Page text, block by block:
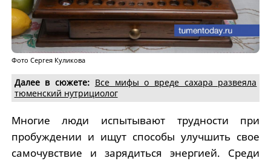
Фото Сергея Куликова
Далее в сюжете: Все мифы о вреде сахара развеяла
тюменский нутрициолог
Многие люди испытывают трудности при
пробуждении и ищут способы улучшить свое
самочувствие и зарядиться энергией. Среди